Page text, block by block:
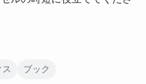
ブック